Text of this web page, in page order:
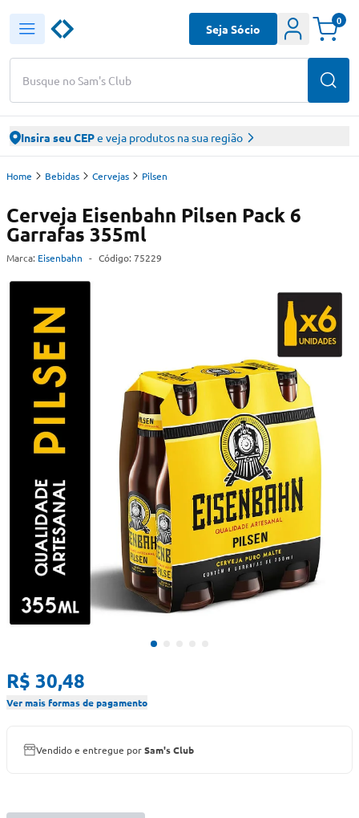
Busque no Sam's Club
Seja Sócio
0
Insira seu CEPe veja produtos na sua região
Home Bebidas Cervejas Pilsen
Cerveja Eisenbahn Pilsen Pack 6
Garrafas 355ml
Marca: Eisenbahn - Código: 75229
R$ 30,48
Ver mais formas de pagamento
Vendido e entregue porSam's Club